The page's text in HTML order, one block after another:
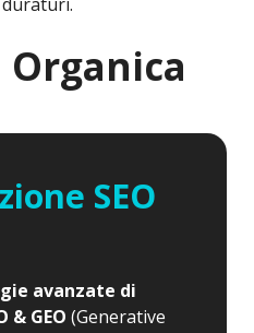
SEO
avanzate di
& GEO (Generative